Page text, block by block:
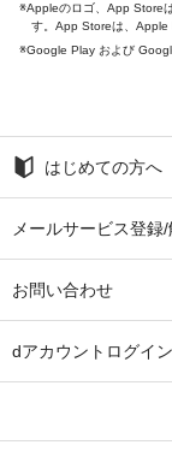
Appleのロゴ、App Store
す。App Storeは、Apple
Google Play および
はじめての方へ
メールサービス登録/
お問い合わせ
dアカウントログイン